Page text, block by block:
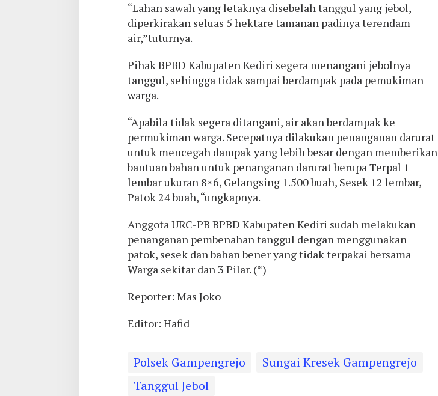
“Lahan sawah yang letaknya disebelah tanggul yang jebol,
diperkirakan seluas 5 hektare tamanan padinya terendam
air,”tuturnya.
Pihak BPBD Kabupaten Kediri segera menangani jebolnya
tanggul, sehingga tidak sampai berdampak pada pemukiman
warga.
“Apabila tidak segera ditangani, air akan berdampak ke
permukiman warga. Secepatnya dilakukan penanganan darurat
untuk mencegah dampak yang lebih besar dengan memberikan
bantuan bahan untuk penanganan darurat berupa Terpal 1
lembar ukuran 8×6, Gelangsing 1.500 buah, Sesek 12 lembar,
Patok 24 buah, “ungkapnya.
Anggota URC-PB BPBD Kabupaten Kediri sudah melakukan
penanganan pembenahan tanggul dengan menggunakan
patok, sesek dan bahan bener yang tidak terpakai bersama
Warga sekitar dan 3 Pilar. (*)
Reporter: Mas Joko
Editor: Hafid
Polsek Gampengrejo
Sungai Kresek Gampengrejo
Tanggul Jebol